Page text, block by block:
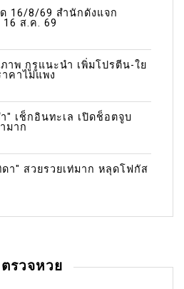
16/8/69 สำนักดังแจก
16 ส.ค. 69
าพ กูรูแนะนำ เพิ่มโปรตีน-ใย
คาไม่แพง
" เช็กอินทะเล เปิดช็อตจูบ
มาก
า" สวยรวยเท่มาก หลุดโฟกัส
ตรวจหวย